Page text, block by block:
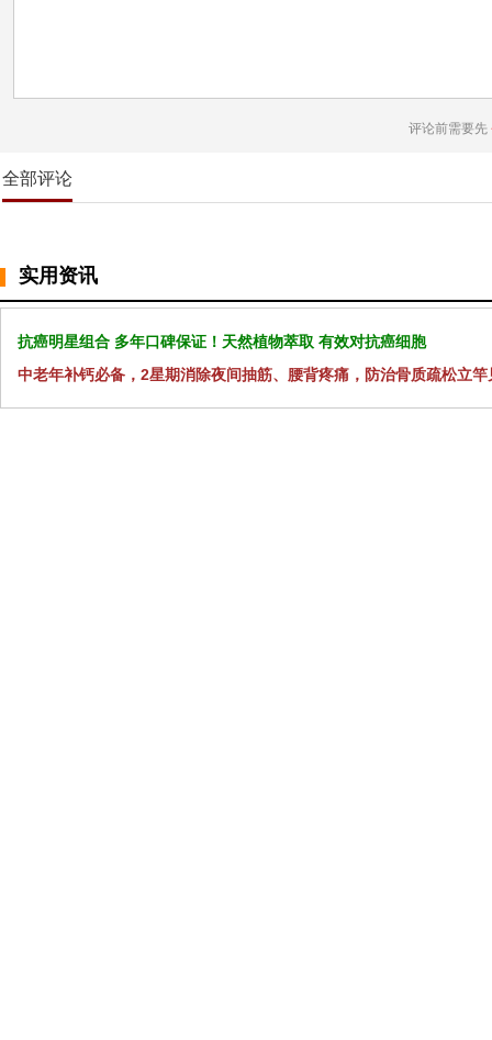
评论前需要先
全部评论
实用资讯
抗癌明星组合 多年口碑保证！天然植物萃取 有效对抗癌细胞
中老年补钙必备，2星期消除夜间抽筋、腰背疼痛，防治骨质疏松立竿